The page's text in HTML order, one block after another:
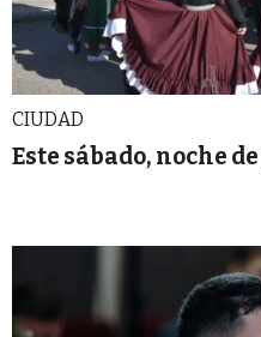
CIUDAD
Este sábado, noche